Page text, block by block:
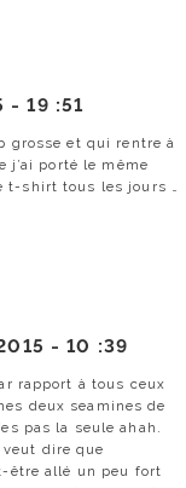
-19 :51
grosse et qui rentre à
j’ai porté le même
t-shirt tous les jours …
-10 :39
rapport à tous ceux
deux seamines de
pas la seule ahah.
dire que
être allé un peu fort